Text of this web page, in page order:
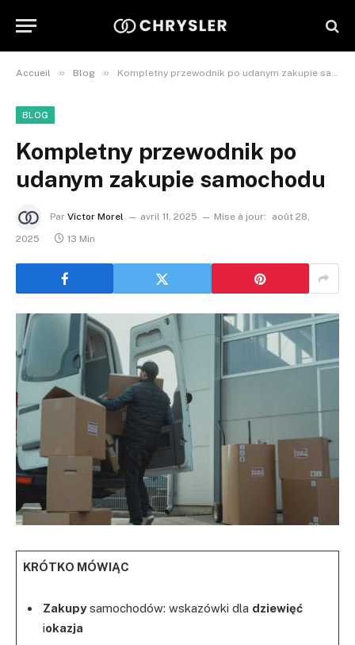
Accueil » Blog » Kompletny przewodnik po udanym zakupie samochodu
BLOG
Kompletny przewodnik po
udanym zakupie samochodu
Par Victor Morel avril 11, 2025 Mise à jour:
août 28,
2025
13 Min
KRÓTKO MÓWIĄC
Zakupysamochodów: wskazówki dla dziewięć
iokazja